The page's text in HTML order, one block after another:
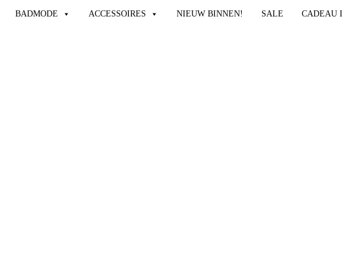
BADMODE ACCESSOIRES NIEUW BINNEN! SALE CADEAU